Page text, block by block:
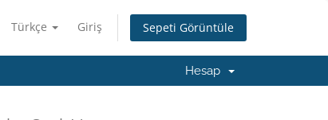
Türkçe Giriş Sepeti Görüntüle
Hesap